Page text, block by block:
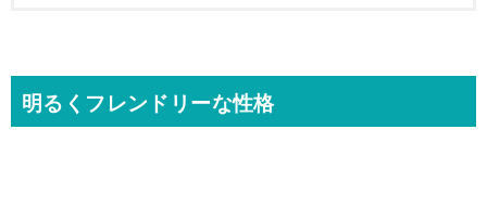
明るくフレンドリーな性格